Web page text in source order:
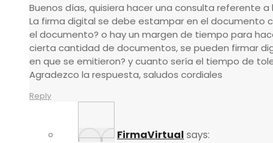
Buenos días, quisiera hacer una consulta referente a
La firma digital se debe estampar en el documento
el documento? o hay un margen de tiempo para
cierta cantidad de documentos, se pueden firmar
en que se emitieron? y cuanto sería el tiempo de
Agradezco la respuesta, saludos cordiales
Reply
FirmaVirtual says: